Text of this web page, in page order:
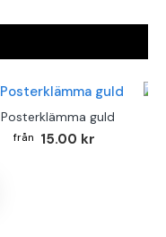
Posterklämma guld
15.00 kr